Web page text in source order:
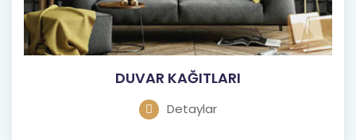
DUVAR KAĞITLARI
Detaylar